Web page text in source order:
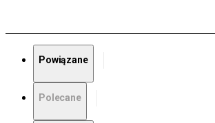
Powiązane
Polecane